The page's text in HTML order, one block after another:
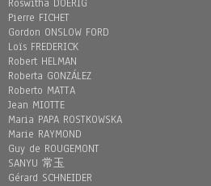
Roswitha DOERIG
Pierre FICHET
Gordon ONSLOW FORD
Loïs FREDERICK
Robert HELMAN
Roberta GONZÁLEZ
Roberto MATTA
Jean MIOTTE
Maria PAPA ROSTKOWSKA
Marie RAYMOND
Guy de ROUGEMONT
SANYU 常玉
Gérard SCHNEIDER